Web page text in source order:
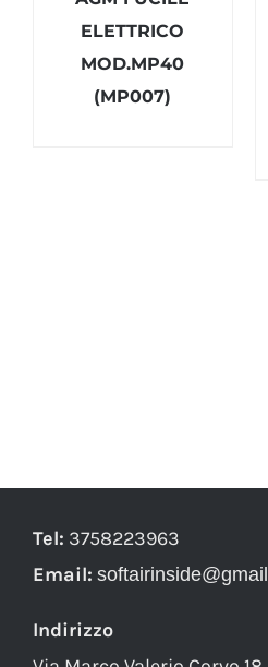
ELETTRICO
MOD.MP40
(MP007)
Tel: 3758223963
Email:
Indirizzo